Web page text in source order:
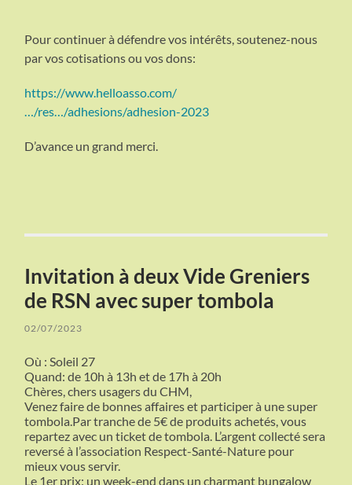
Pour continuer à défendre vos intérêts, soutenez-nous
par vos cotisations ou vos dons:
https://www.helloasso.com/
…/res…/adhesions/adhesion-2023
D’avance un grand merci.
Invitation à deux Vide Greniers
de RSN avec super tombola
02/07/2023
Où : Soleil 27
Quand: de 10h à 13h et de 17h à 20h
Chères, chers usagers du CHM,
Venez faire de bonnes affaires et participer à une super
tombola.Par tranche de 5€ de produits achetés, vous
repartez avec un ticket de tombola. L’argent collecté sera
reversé à l’association Respect-Santé-Nature pour
mieux vous servir.
Le 1er prix: un week-end dans un charmant bungalow